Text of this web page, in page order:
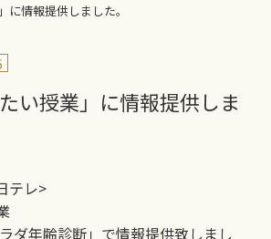
に情報提供しました。
い授業」に情報提供しま
テレ>
ダ年齢診断」で情報提供致しまし